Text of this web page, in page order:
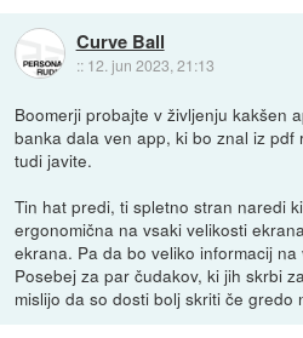
Curve Ball
:: 12. jun 2023, 21:13
Boomerji probajte v življenju kakšen
banka dala ven app, ki bo znal iz
tudi javite.
Tin hat predi, ti spletno stran naredi
ergonomična na vsaki velikosti
ekrana. Pa da bo veliko informacij
Posebej za par čudakov, ki jih skrbi
mislijo da so dosti bolj skriti če